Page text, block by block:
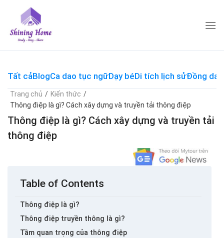
content
Tất cảBlogCa dao tục ngữDạy béDi tích lịch sửĐồng dao
Trang chủ / Kiến thức /
Thông điệp là gì? Cách xây dựng và truyền tải thông điệp
Thông điệp là gì? Cách xây dựng và truyền tải
thông điệp
Table of Contents
Thông điệp là gì?
Thông điệp truyền thông là gì?
Tầm quan trọng của thông điệp